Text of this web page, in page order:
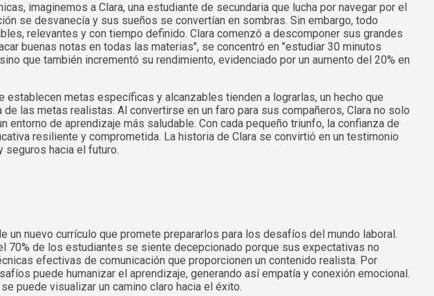
imaginemos a Clara, una estudiante de secundaria que lucha por navegar por el
se desvanecía y sus sueños se convertían en sombras. Sin embargo, todo
relevantes y con tiempo definido. Clara comenzó a descomponer sus grandes
buenas notas en todas las materias", se concentró en "estudiar 30 minutos
que también incrementó su rendimiento, evidenciado por un aumento del 20% en
metas específicas y alcanzables tienden a lograrlas, un hecho que
las metas realistas. Al convertirse en un faro para sus compañeros, Clara no solo
de aprendizaje más saludable. Con cada pequeño triunfo, la confianza de
resiliente y comprometida. La historia de Clara se convirtió en un testimonio
seguros hacia el futuro.
un nuevo currículo que promete prepararlos para los desafíos del mundo laboral.
70% de los estudiantes se siente decepcionado porque sus expectativas no
efectivas de comunicación que proporcionen un contenido realista. Por
puede humanizar el aprendizaje, generando así empatía y conexión emocional.
puede visualizar un camino claro hacia el éxito.